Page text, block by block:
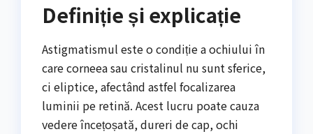
Definiție și explicație
Astigmatismul este o condiție a ochiului în
care corneea sau cristalinul nu sunt sferice,
ci eliptice, afectând astfel focalizarea
luminii pe retină. Acest lucru poate cauza
vedere încețoșată, dureri de cap, ochi